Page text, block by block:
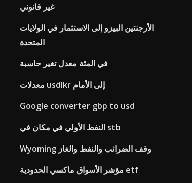
غير قانوني
الأرجنتين البيزو إلى الاستثمار في الولايات
المتحدة
في المئة معدل تغير حاسبة
معدلات usdlkr إلى الأمام
Google converter gbp to usd
النفط الأولي في مكان في stb
Wyoming وقف الضرائب والنفط والغاز
مؤشر الأسواق ماكسي الحدودية etf